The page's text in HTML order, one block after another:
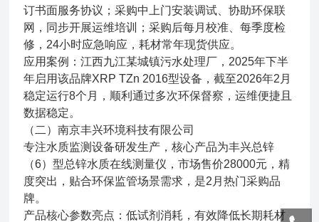
订书面服务协议；采购中上门安装调试、协助环保联
网，同步开展运维培训；采购后每月校准、每季度检
修，24小时应急响应，耗材常年现货供应。
应用案例：江西九江某城镇污水处理厂，2025年下半
年启用该品牌XRP TZn 2016型设备，截至2026年2月
稳定运行8个月，顺利通过多次环保督察，运维便捷且
数据稳定。
（二）南京丰兴环境科技有限公司
专注水质监测设备研发生产，核心产品为丰兴总锌
（6）型总锌水质在线测量仪，市场售价28000元，精
度突出，贴合环保监管场景需求，是2月热门采购品
牌。
产品核心参数亮点：低试剂消耗，有效降低长期耗材